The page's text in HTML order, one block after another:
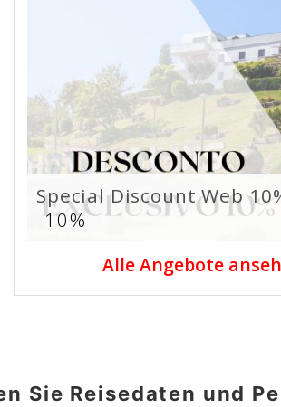
Special Discount Web
-10%
Alle Angebote
Sie Reisedaten und